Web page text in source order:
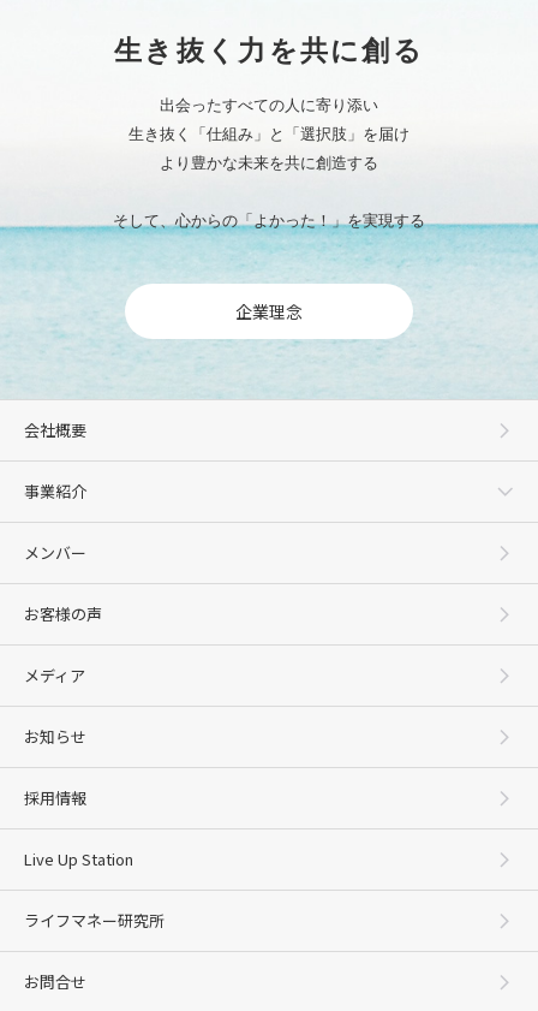
生き抜く力を共に創る
出会ったすべての人に寄り添い
生き抜く「仕組み」と「選択肢」を届け
より豊かな未来を共に創造する
そして、心からの「よかった！」を実現する
企業理念
会社概要
事業紹介
メンバー
お客様の声
メディア
お知らせ
採用情報
Live Up Station
ライフマネー研究所
お問合せ